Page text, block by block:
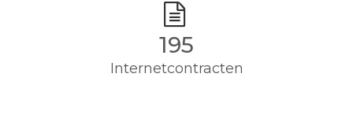
195
Internetcontracten